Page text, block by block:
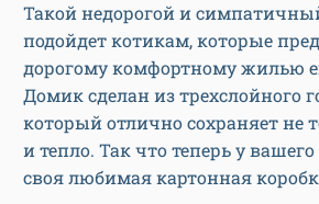
Такой недорогой и
подойдет котикам, которые
дорогому комфортному жилью
Домик сделан из трехслойного
который отлично сохраняет не
и тепло. Так что теперь у
своя любимая картонная